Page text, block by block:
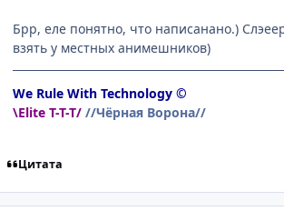
Брр, еле понятно, что написанано.)
взять у местных анимешников)
We Rule With Technology ©
\Elite T-T-T/ //Чёрная Ворона//
Цитата